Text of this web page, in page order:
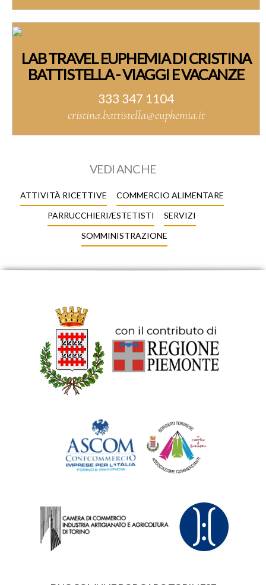
LAB TRAVEL EUPHEMIA DI CRISTINA
BATTISTELLA - VIAGGI E VACANZE
333 347 1104
cristina.battistella@euphemia.it
VEDI ANCHE
ATTIVITÀ RICETTIVE
COMMERCIO ALIMENTARE
PARRUCCHIERI/ESTETISTI
SERVIZI
SOMMINISTRAZIONE